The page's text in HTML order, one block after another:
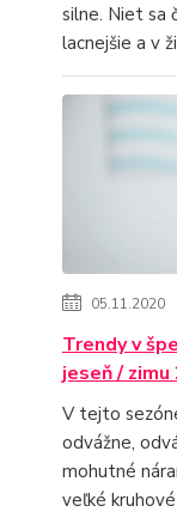
silne. Niet sa
lacnejšie a v
05.11.2020
Trendy v
jeseň /
V tejto
odvážne,
mohutné
veľké